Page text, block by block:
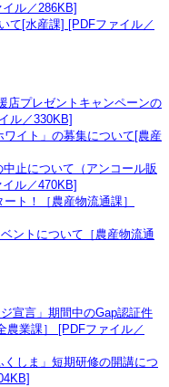
ル／286KB]
て[水産課] [PDFファイル／
店プレゼントキャンペーンの
ル／330KB]
イト」の募集について[農産
止について（アンコール販
ル／470KB]
ト！［農産物流通課］
ントについて［農産物流通
宣言」期間中のGap認証件
農業課］ [PDFファイル／
しま」短期研修の開講につ